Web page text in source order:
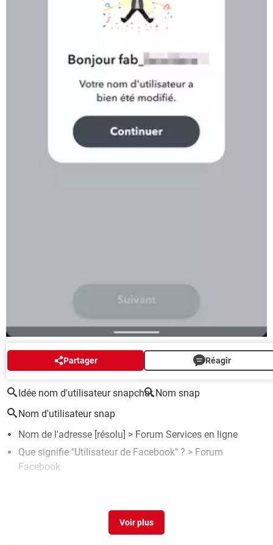
Partager Réagir
AUTOUR DU MÊME SUJET
Idée nom d'utilisateur snapchat Nom snap
Nom d'utilisateur snap
Nom de l'adresse [résolu] > Forum Services en ligne
Que signifie "Utilisateur de Facebook" ? > Forum
Facebook
Que faut il écrire dans le champ obligatoire : Adresse
Forum Réseaux sociaux